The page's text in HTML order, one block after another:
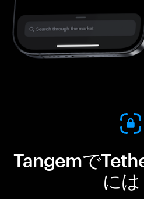
Tangemで
には